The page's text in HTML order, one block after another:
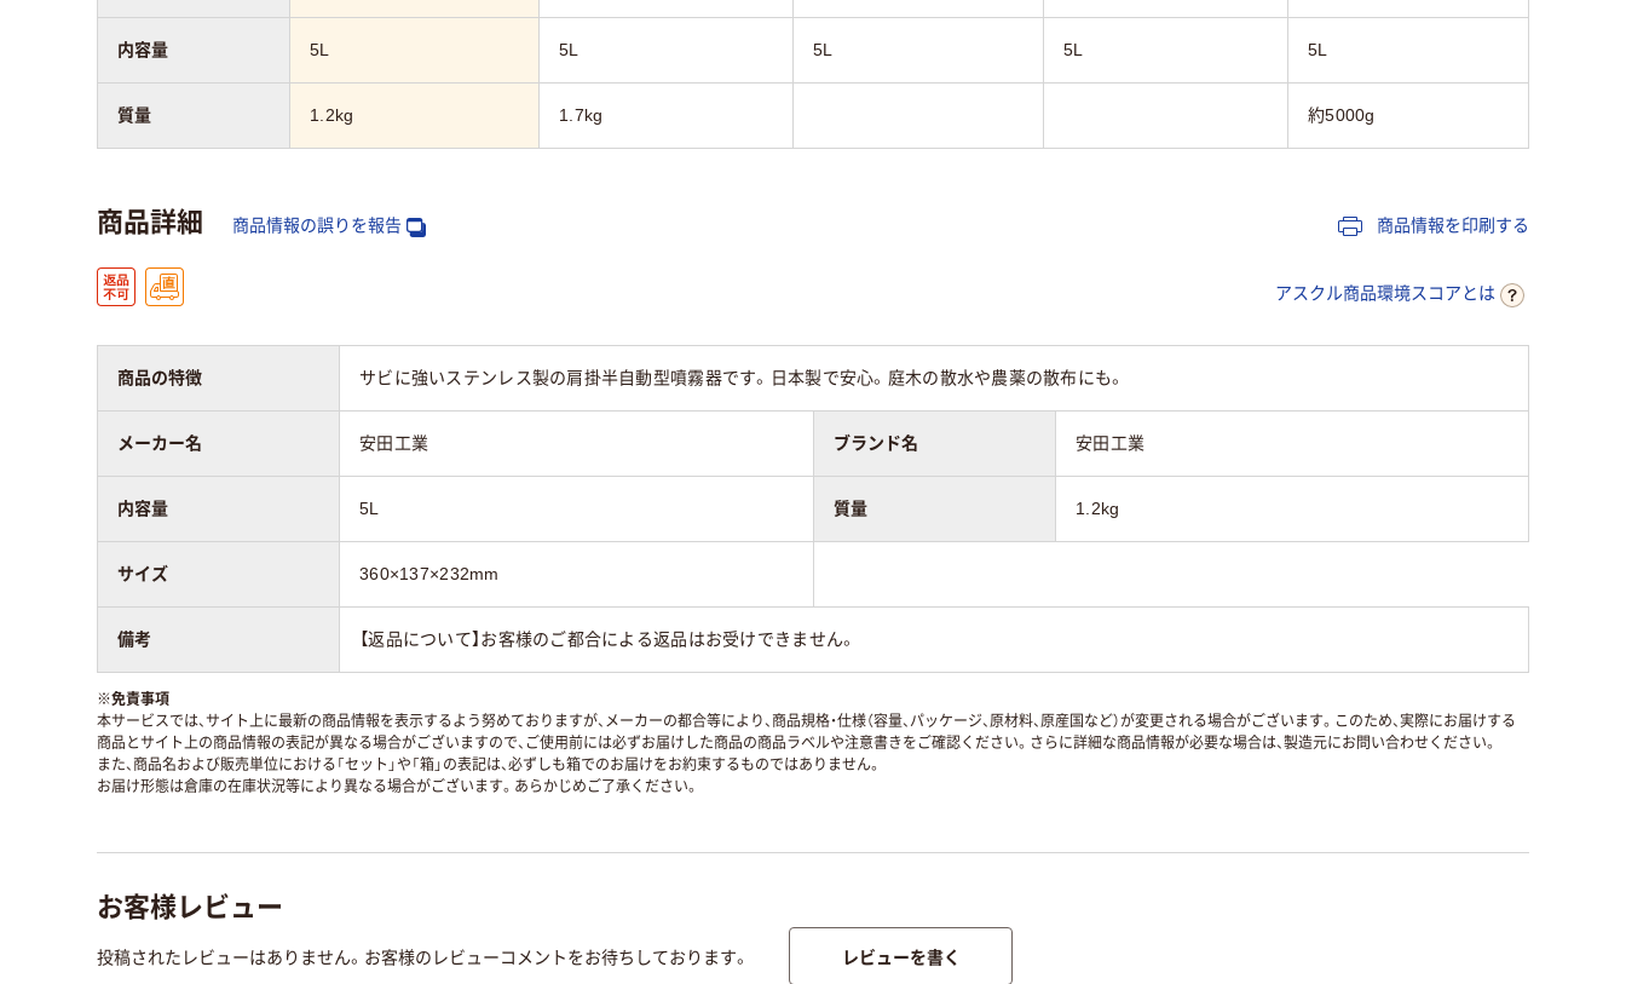
内容量 5L 5L 5L 5L 5L
質量 1.2kg 1.7kg 約5000g
商品詳細 商品情報の誤りを報告 商品情報を印刷する
アスクル商品環境スコアとは
商品の特徴 サビに強いステンレス製の肩掛半自動型噴霧器です。日本製で安心。庭木の散水や農薬の散布にも。
メーカー名 安田工業 ブランド名 安田工業
内容量 5L 質量 1.2kg
サイズ 360×137×232mm
備考 【返品について】お客様のご都合による返品はお受けできません。
※免責事項
本サービスでは、サイト上に最新の商品情報を表示するよう努めておりますが、メーカーの都合等により、商品規格・仕様（容量、パッケージ、原材料、原産国など）が変更される場合がございます。このため、実際にお届けする
商品とサイト上の商品情報の表記が異なる場合がございますので、ご使用前には必ずお届けした商品の商品ラベルや注意書きをご確認ください。さらに詳細な商品情報が必要な場合は、製造元にお問い合わせください。
また、商品名および販売単位における「セット」や「箱」の表記は、必ずしも箱でのお届けをお約束するものではありません。
お届け形態は倉庫の在庫状況等により異なる場合がございます。あらかじめご了承ください。
お客様レビュー
投稿されたレビューはありません。お客様のレビューコメントをお待ちしております。 レビューを書く